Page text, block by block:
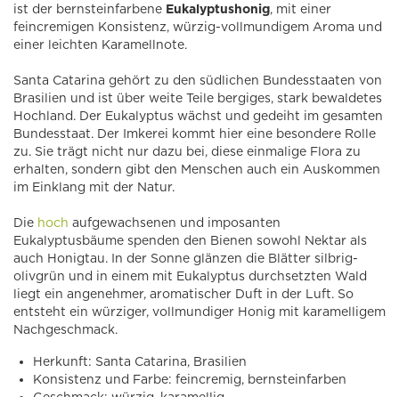
ist der bernsteinfarbene Eukalyptushonig, mit einer
feincremigen Konsistenz, würzig-vollmundigem Aroma und
einer leichten Karamellnote.
Santa Catarina gehört zu den südlichen Bundesstaaten von
Brasilien und ist über weite Teile bergiges, stark bewaldetes
Hochland. Der Eukalyptus wächst und gedeiht im gesamten
Bundesstaat. Der Imkerei kommt hier eine besondere Rolle
zu. Sie trägt nicht nur dazu bei, diese einmalige Flora zu
erhalten, sondern gibt den Menschen auch ein Auskommen
im Einklang mit der Natur.
Die hoch aufgewachsenen und imposanten
Eukalyptusbäume spenden den Bienen sowohl Nektar als
auch Honigtau. In der Sonne glänzen die Blätter silbrig-
olivgrün und in einem mit Eukalyptus durchsetzten Wald
liegt ein angenehmer, aromatischer Duft in der Luft. So
entsteht ein würziger, vollmundiger Honig mit karamelligem
Nachgeschmack.
Herkunft: Santa Catarina, Brasilien
Konsistenz und Farbe: feincremig, bernsteinfarben